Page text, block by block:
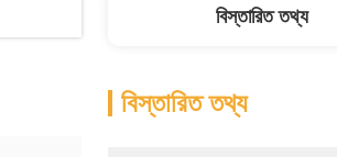
বিস্তারিত তথ্য
বিস্তারিত তথ্য